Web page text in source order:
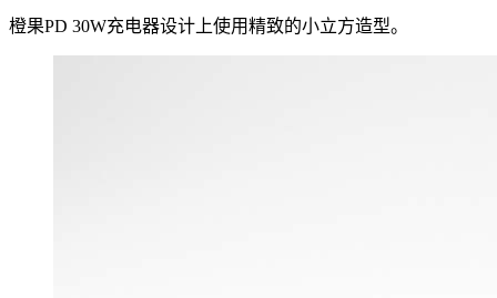
橙果PD 30W充电器设计上使用精致的小立方造型。